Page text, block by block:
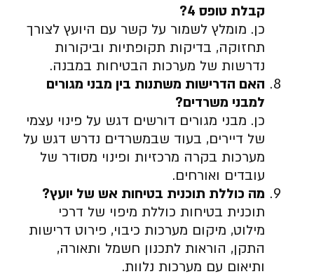
קבלת טופס 4
?
כן. מומלץ לשמור על קשר עם היועץ לצורך
תחזוקה, בדיקות תקופתיות וביקורות
נדרשות של מערכות הבטיחות במבנה.
האם הדרישות משתנות בין מבני מגורים
למבני משרדים?
כן. מבני מגורים דורשים דגש על פינוי עצמי
של דיירים, בעוד שבמשרדים נדרש דגש על
מערכות בקרה מרכזיות ופינוי מסודר של
עובדים ואורחים.
מה כוללת תוכנית בטיחות אש של יועץ?
תוכנית בטיחות כוללת מיפוי של דרכי
מילוט, מיקום מערכות כיבוי, פירוט דרישות
התקן, הוראות לתכנון חשמל ותאורה,
ותיאום עם מערכות נלוות.